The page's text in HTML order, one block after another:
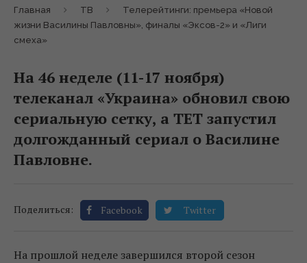
Главная ТВ
Телерейтинги: премьера «Новой
жизни Василины Павловны», финалы «Эксов-2» и «Лиги
смеха»
На 46 неделе (11-17 ноября)
телеканал «Украина» обновил свою
сериальную сетку, а ТЕТ запустил
долгожданный сериал о Василине
Павловне.
Поделиться: Facebook Twitter
На прошлой неделе завершился второй сезон